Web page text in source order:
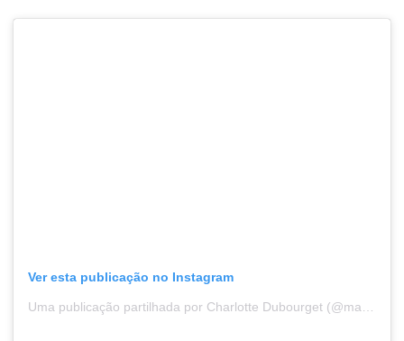
Ver esta publicação no Instagram